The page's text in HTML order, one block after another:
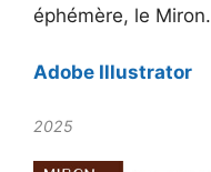
éphémère, le Miron.
Adobe Illustrator
2025